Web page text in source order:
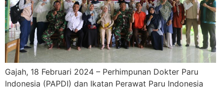
Gajah, 18 Februari 2024 – Perhimpunan Dokter Paru
Indonesia (PAPDI) dan Ikatan Perawat Paru Indonesia